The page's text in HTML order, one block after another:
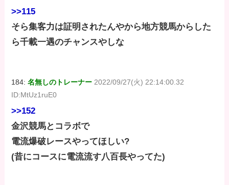
>>115
そら集客力は証明されたんやから地方競馬からした
ら千載一遇のチャンスやしな
184:名無しのトレーナー 2022/09/27(火) 22:14:00.32
ID:MtUz1ruE0
>>152
金沢競馬とコラボで
電流爆破レースやってほしい?
(昔にコースに電流流す八百長やってた)